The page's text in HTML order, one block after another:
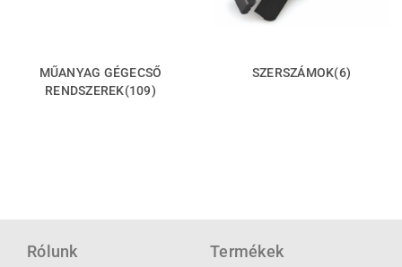
MŰANYAG GÉGECSŐ
RENDSZEREK(109)
SZERSZÁMOK(6)
Rólunk Termékek